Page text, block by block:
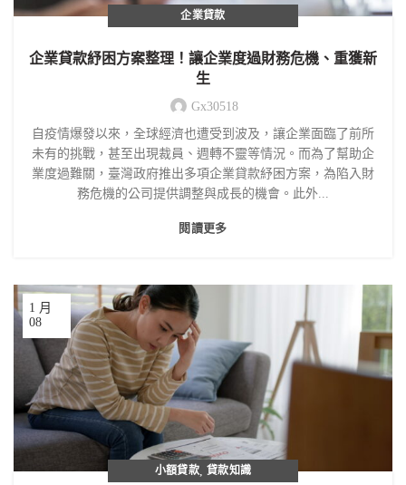
企業貸款
企業貸款紓困方案整理！讓企業度過財務危機、重獲新
生
Gx30518
自疫情爆發以來，全球經濟也遭受到波及，讓企業面臨了前所
未有的挑戰，甚至出現裁員、週轉不靈等情況。而為了幫助企
業度過難關，臺灣政府推出多項企業貸款紓困方案，為陷入財
務危機的公司提供調整與成長的機會。此外...
閱讀更多
08
1 月
小額貸款 貸款知識